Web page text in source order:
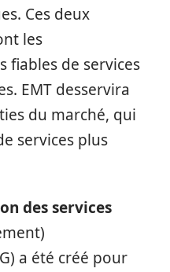
Ces deux
les
fiables de services
EMT desservira
du marché, qui
services plus
des services
a été créé pour